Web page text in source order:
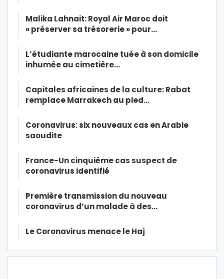
Malika Lahnait: Royal Air Maroc doit
« préserver sa trésorerie » pour…
L’étudiante marocaine tuée à son domicile
inhumée au cimetière…
Capitales africaines de la culture: Rabat
remplace Marrakech au pied…
Coronavirus: six nouveaux cas en Arabie
saoudite
France-Un cinquième cas suspect de
coronavirus identifié
Première transmission du nouveau
coronavirus d’un malade à des…
Le Coronavirus menace le Haj